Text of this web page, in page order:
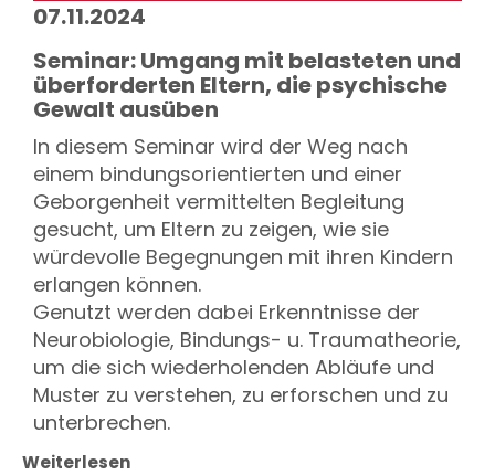
07.11.2024
Seminar: Umgang mit belasteten und
überforderten Eltern, die psychische
Gewalt ausüben
In diesem Seminar wird der Weg nach
einem bindungsorientierten und einer
Geborgenheit vermittelten Begleitung
gesucht, um Eltern zu zeigen, wie sie
würdevolle Begegnungen mit ihren Kindern
erlangen können.
Genutzt werden dabei Erkenntnisse der
Neurobiologie, Bindungs- u. Traumatheorie,
um die sich wiederholenden Abläufe und
Muster zu verstehen, zu erforschen und zu
unterbrechen.
Weiterlesen